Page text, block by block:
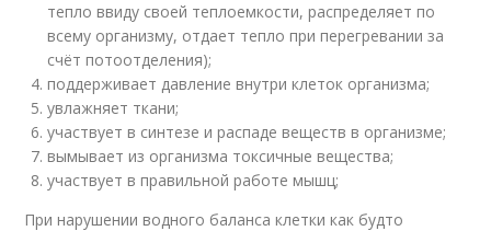
тепло ввиду своей теплоемкости, распределяет по
всему организму, отдает тепло при перегревании за
счёт потоотделения);
поддерживает давление внутри клеток организма;
увлажняет ткани;
участвует в синтезе и распаде веществ в организме;
вымывает из организма токсичные вещества;
участвует в правильной работе мышц;
При нарушении водного баланса клетки как будто